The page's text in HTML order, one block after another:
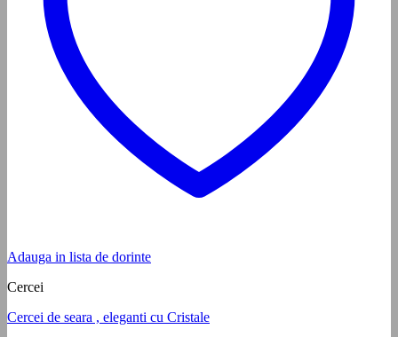
Adauga in lista de dorinte
Cercei
Cercei de seara , eleganti cu Cristale